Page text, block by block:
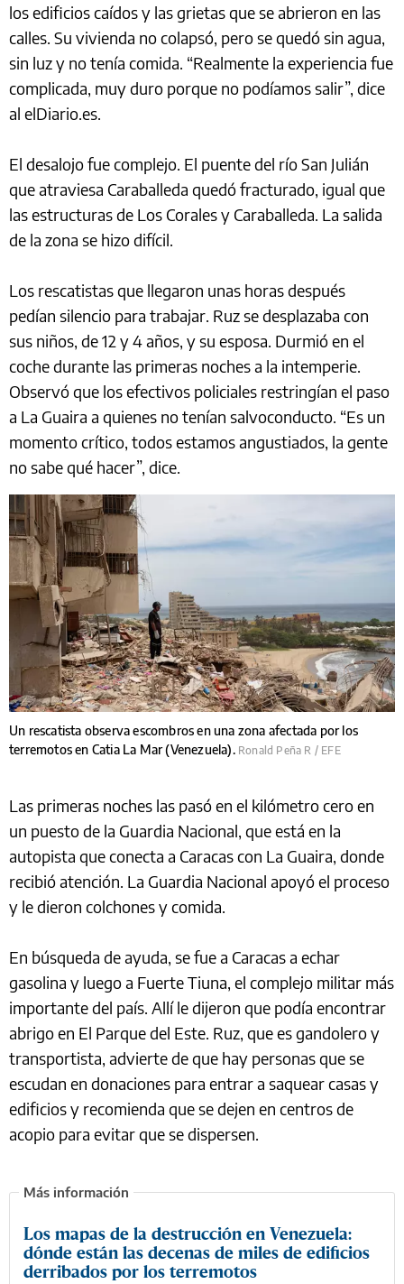
los edificios caídos y las grietas que se abrieron en las
calles. Su vivienda no colapsó, pero se quedó sin agua,
sin luz y no tenía comida. “Realmente la experiencia fue
complicada, muy duro porque no podíamos salir”, dice
al elDiario.es.
El desalojo fue complejo. El puente del río San Julián
que atraviesa Caraballeda quedó fracturado, igual que
las estructuras de Los Corales y Caraballeda. La salida
de la zona se hizo difícil.
Los rescatistas que llegaron unas horas después
pedían silencio para trabajar. Ruz se desplazaba con
sus niños, de 12 y 4 años, y su esposa. Durmió en el
coche durante las primeras noches a la intemperie.
Observó que los efectivos policiales restringían el paso
a La Guaira a quienes no tenían salvoconducto. “Es un
momento crítico, todos estamos angustiados, la gente
no sabe qué hacer”, dice.
Un rescatista observa escombros en una zona afectada por los
terremotos en Catia La Mar (Venezuela). Ronald Peña R / EFE
Las primeras noches las pasó en el kilómetro cero en
un puesto de la Guardia Nacional, que está en la
autopista que conecta a Caracas con La Guaira, donde
recibió atención. La Guardia Nacional apoyó el proceso
y le dieron colchones y comida.
En búsqueda de ayuda, se fue a Caracas a echar
gasolina y luego a Fuerte Tiuna, el complejo militar más
importante del país. Allí le dijeron que podía encontrar
abrigo en El Parque del Este. Ruz, que es gandolero y
transportista, advierte de que hay personas que se
escudan en donaciones para entrar a saquear casas y
edificios y recomienda que se dejen en centros de
acopio para evitar que se dispersen.
Los mapas de la destrucción en Venezuela:
dónde están las decenas de miles de edificios
derribados por los terremotos